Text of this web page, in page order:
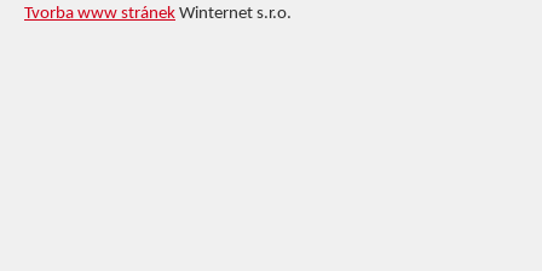
Tvorba www stránek Winternet s.r.o.